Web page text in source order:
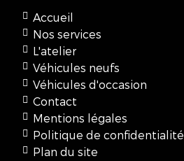
Accueil
Nos services
L'atelier
Véhicules neufs
Véhicules d'occasion
Contact
Mentions légales
Politique de confidentialité
Plan du site